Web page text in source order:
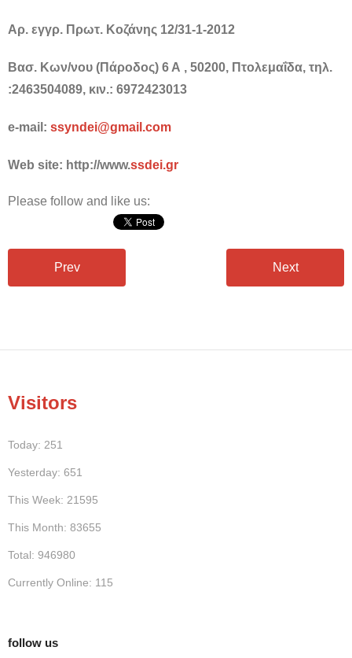
Αρ. εγγρ. Πρωτ. Κοζάνης 12/31-1-2012
Βασ. Κων/νου (Πάροδος) 6 Α , 50200, Πτολεμαΐδα, τηλ.
:2463504089, κιν.: 6972423013
e-mail: ssyndei@gmail.com
Web site: http://www.ssdei.gr
Please follow and like us:
Prev Next
Visitors
Today: 251
Yesterday: 651
This Week: 21595
This Month: 83655
Total: 946980
Currently Online: 115
follow us